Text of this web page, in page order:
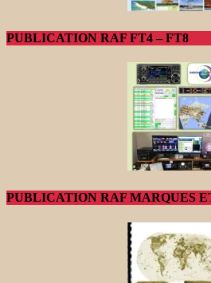
PUBLICATION RAF FT4 – FT8
PUBLICATION RAF MARQUES